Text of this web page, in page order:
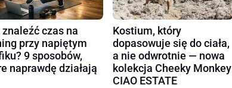
czas na
przy napiętym
9 sposobów,
naprawdę działają
Kostium, który
dopasowuje się do ciała,
a nie odwrotnie — nowa
kolekcja Cheeky Monkey
CIAO ESTATE